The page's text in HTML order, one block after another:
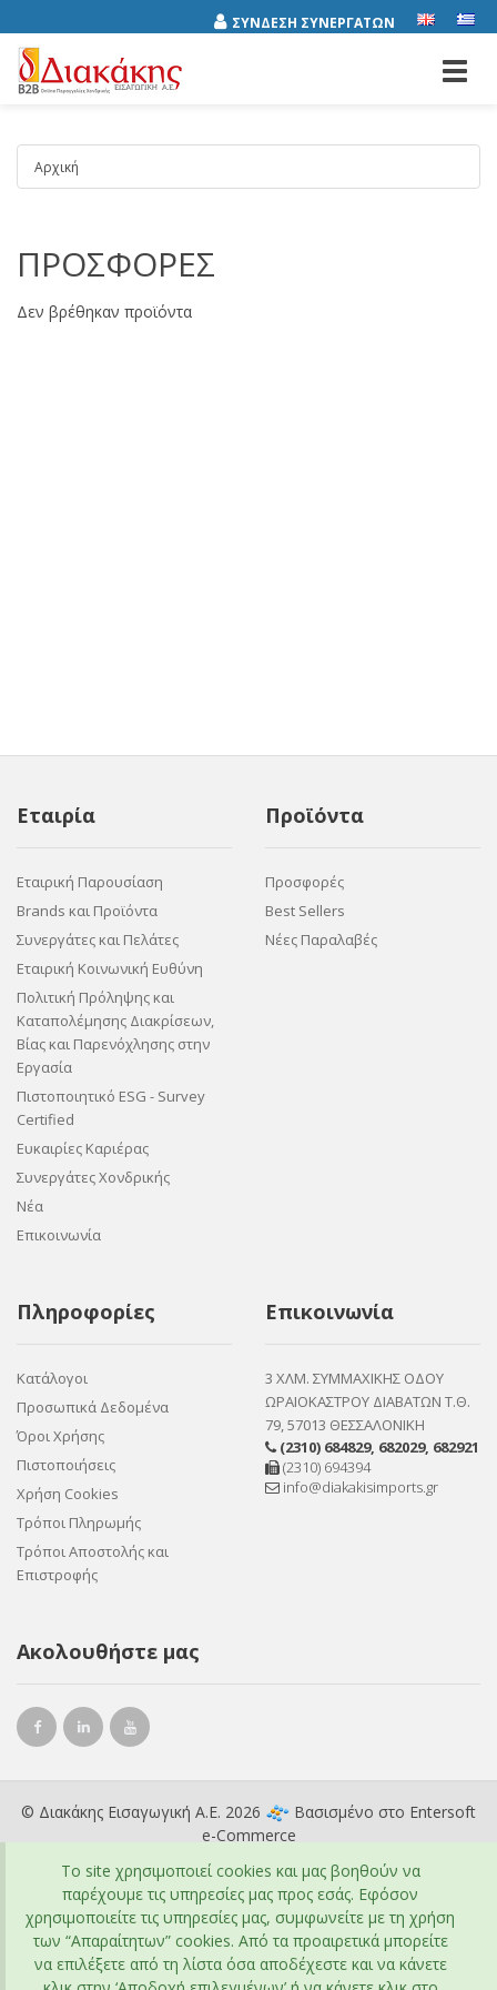
ΣΥΝΔΕΣΗ ΣΥΝΕΡΓΑΤΩΝ
Αρχική
ΠΡΟΣΦΟΡΕΣ
Αποτελέσματα
Δεν βρέθηκαν προϊόντα
Εταιρία
Εταιρική Παρουσίαση
Brands και Προϊόντα
Συνεργάτες και Πελάτες
Εταιρική Κοινωνική Ευθύνη
Πολιτική Πρόληψης και
Καταπολέμησης Διακρίσεων,
Βίας και Παρενόχλησης στην
Εργασία
Πιστοποιητικό ESG - Survey
Certified
Ευκαιρίες Καριέρας
Συνεργάτες Χονδρικής
Νέα
Επικοινωνία
Προϊόντα
Προσφορές
Best Sellers
Νέες Παραλαβές
Πληροφορίες
Κατάλογοι
Προσωπικά Δεδομένα
Όροι Χρήσης
Πιστοποιήσεις
Χρήση Cookies
Τρόποι Πληρωμής
Τρόποι Αποστολής και
Επιστροφής
Επικοινωνία
3 ΧΛΜ. ΣΥΜΜΑΧΙΚΗΣ ΟΔΟΥ
ΩΡΑΙΟΚΑΣΤΡΟΥ ΔΙΑΒΑΤΩΝ Τ.Θ.
79, 57013 ΘΕΣΣΑΛΟΝΙΚΗ
(2310) 684829, 682029, 682921
(2310) 694394
info@diakakisimports.gr
Ακολουθήστε μας
© Διακάκης Εισαγωγική Α.Ε. 2026 Βασισμένο στο Entersoft
e-Commerce
To site χρησιμοποιεί cookies και μας βοηθούν να
παρέχουμε τις υπηρεσίες μας προς εσάς. Εφόσον
χρησιμοποιείτε τις υπηρεσίες μας, συμφωνείτε με τη χρήση
των “Απαραίτητων” cookies. Από τα προαιρετικά μπορείτε
να επιλέξετε από τη λίστα όσα αποδέχεστε και να κάνετε